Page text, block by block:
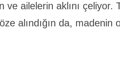
ve ailelerin aklını çeliyor.
alındığın da, madenin